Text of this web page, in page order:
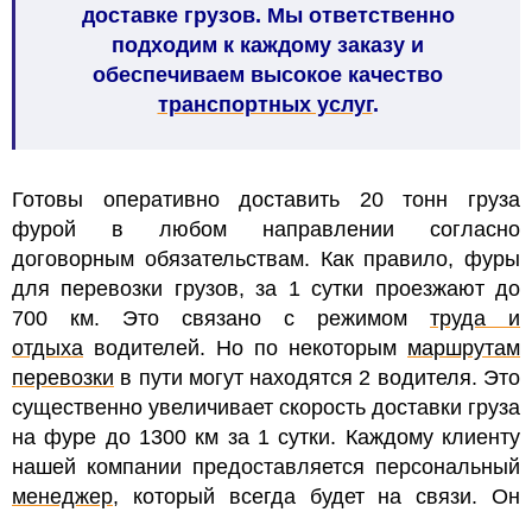
доставке грузов. Мы ответственно
подходим к каждому заказу и
обеспечиваем высокое качество
транспортных услуг.
Готовы оперативно доставить 20 тонн груза
фурой в любом направлении согласно
договорным обязательствам. Как правило, фуры
для перевозки грузов, за 1 сутки проезжают до
700 км. Это связано с режимом труда и
отдыха водителей. Но по некоторым маршрутам
перевозки в пути могут находятся 2 водителя. Это
существенно увеличивает скорость доставки груза
на фуре до 1300 км за 1 сутки. Каждому клиенту
нашей компании предоставляется персональный
менеджер, который всегда будет на связи. Он